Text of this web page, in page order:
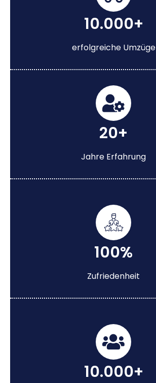
10.000+
erfolgreiche Umzüge
20+
Jahre Erfahrung
100%
Zufriedenheit
10.000+